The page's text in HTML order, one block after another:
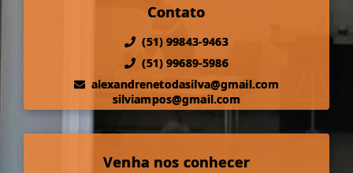
Contato
(51) 99843-9463
(51) 99689-5986
alexandrenetodasilva@gmail.com
silviampos@gmail.com
Venha nos conhecer